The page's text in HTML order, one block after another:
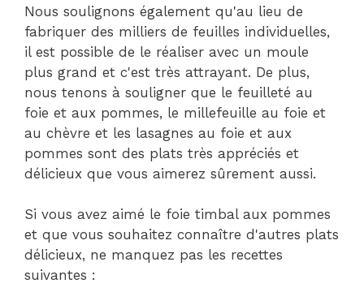
Nous soulignons également qu'au lieu de
fabriquer des milliers de feuilles individuelles,
il est possible de le réaliser avec un moule
plus grand et c'est très attrayant. De plus,
nous tenons à souligner que le feuilleté au
foie et aux pommes, le millefeuille au foie et
au chèvre et les lasagnes au foie et aux
pommes sont des plats très appréciés et
délicieux que vous aimerez sûrement aussi.
Si vous avez aimé le foie timbal aux pommes
et que vous souhaitez connaître d'autres plats
délicieux, ne manquez pas les recettes
suivantes :